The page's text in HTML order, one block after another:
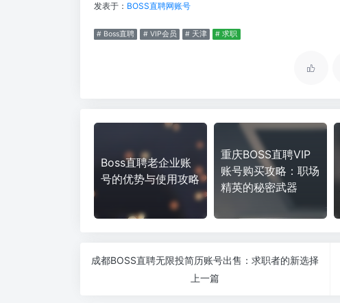
发表于： BOSS直聘网账号
# Boss直聘 # VIP会员 # 天津 # 求职
Boss直聘老企业账
号的优势与使用攻略
重庆BOSS直聘VIP
账号购买攻略：职场
精英的秘密武器
成都BOSS直聘无限投简历账号出售：求职者的新选择
上一篇